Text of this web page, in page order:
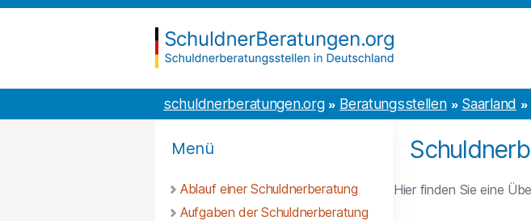
Inhalt
to
schuldnerberatungen.org Beratungsstellen Saarland
Menü
Ablauf einer Schuldnerberatung
Aufgaben der Schuldnerberatung
Hier finden Sie eine